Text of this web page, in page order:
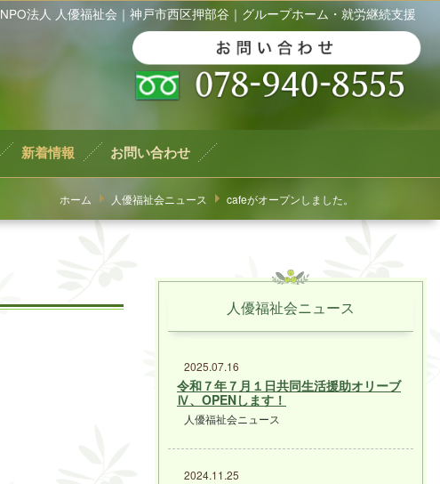
NPO法人 人優福祉会｜神戸市西区押部谷｜グループホーム・就労継続支援
新着情報 お問い合わせ
ホーム 人優福祉会ニュース cafeがオープンしました。
人優福祉会ニュース
2025.07.16
令和７年７月１日共同生活援助オリーブ
Ⅳ、OPENします！
人優福祉会ニュース
2024.11.25